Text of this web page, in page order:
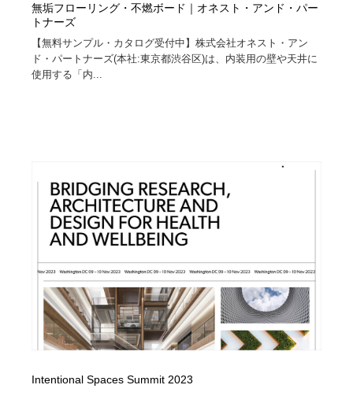
無垢フローリング・不燃ボード｜オネスト・アンド・パー
トナーズ
【無料サンプル・カタログ受付中】株式会社オネスト・アン
ド・パートナーズ(本社:東京都渋谷区)は、内装用の壁や天井に
使用する「内...
Intentional Spaces Summit 2023